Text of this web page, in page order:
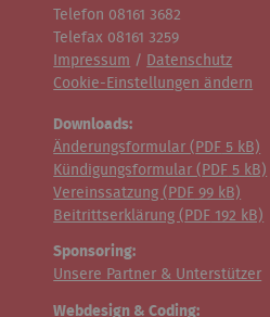
Telefon 08161 3682
Telefax 08161 3259
Impressum /
Datenschutz
Cookie-Einstellungen ändern
Downloads:
Änderungsformular ( PDF 5 kB)
Kündigungsformular ( PDF 5 kB)
Vereinssatzung ( PDF 99 kB)
Beitrittserklärung ( PDF 192 kB)
Sponsoring:
Unsere Partner & Unterstützer
Webdesign & Coding: